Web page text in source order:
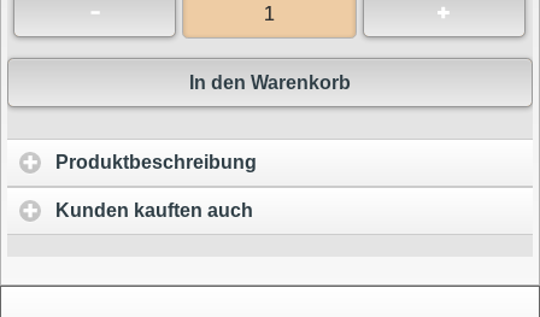
In den Warenkorb
Produktbeschreibung
Kunden kauften auch